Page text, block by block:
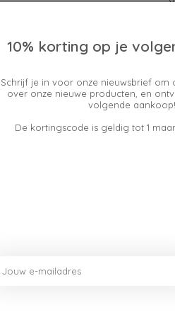
Geen producten
10% korting op je
Schrijf je in voor onze nieuwsbrief om
over onze nieuwe producten, en
volgende
De kortingscode is geldig tot 1